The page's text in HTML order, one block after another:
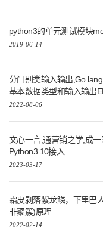
python3的单元测试模块
2019-06-14
分门别类输入输出,Go
基本数据类型和输入输出
2022-08-06
文心一言,通营销之学,成
Python3.10接入
2023-03-17
霜皮剥落紫龙鳞，下里巴
非聚簇)原理
2022-02-14